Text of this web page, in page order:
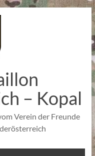
– Kopal
Verein der Freunde